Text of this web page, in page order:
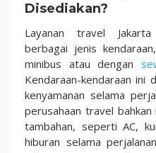
Disediakan?
Layanan travel
berbagai jenis
minibus atau dengan
Kendaraan-kendaraan ini
kenyamanan selama
perusahaan travel
tambahan, seperti AC,
hiburan selama